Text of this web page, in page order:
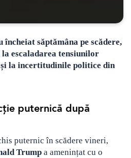
săptămâna pe scădere,
escaladarea tensiunilor
la incertitudinile politice din
puternică după
puternic în scădere vineri,
Trump a amenințat cu o